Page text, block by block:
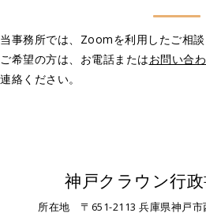
当事務所では、Zoomを利用したご相談
ご希望の方は、お電話またはお問い合
連絡ください。
神戸クラウン行
所在地 〒651-2113 兵庫県神戸市